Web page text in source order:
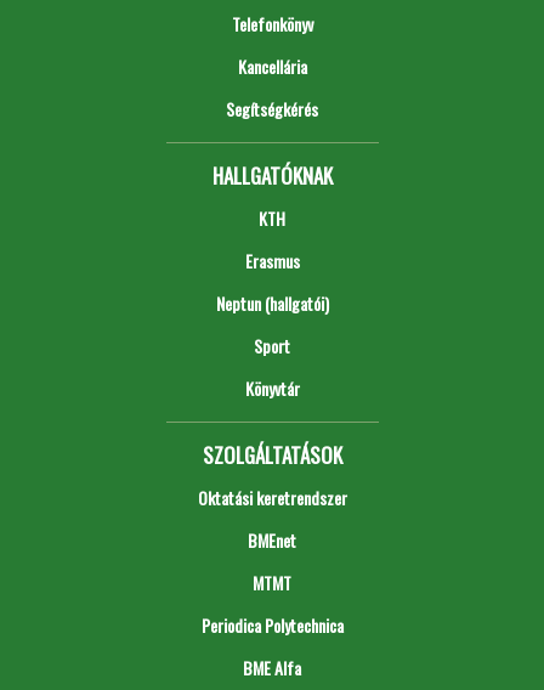
Telefonkönyv
Kancellária
Segítségkérés
HALLGATÓKNAK
KTH
Erasmus
Neptun (hallgatói)
Sport
Könyvtár
SZOLGÁLTATÁSOK
Oktatási keretrendszer
BMEnet
MTMT
Periodica Polytechnica
BME Alfa